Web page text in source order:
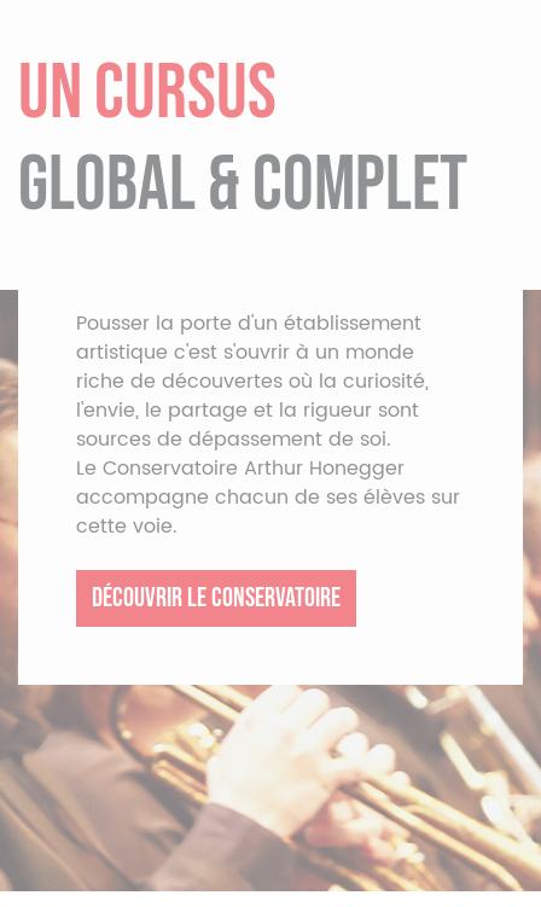
UN CURSUS
GLOBAL & COMPLET
Pousser la porte d'un établissement
artistique c'est s'ouvrir à un monde
riche de découvertes où la curiosité,
l'envie, le partage et la rigueur sont
sources de dépassement de soi.
Le Conservatoire Arthur Honegger
accompagne chacun de ses élèves sur
cette voie.
DÉCOUVRIR LE CONSERVATOIRE